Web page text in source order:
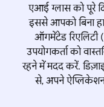
एआई ग्लास को पूरे
इससे आपको बिना
ऑगमेंटेड
उपयोगकर्ता को
रहने में मदद करें.
से, अपने